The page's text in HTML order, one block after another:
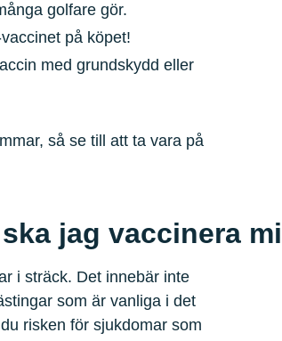
golfare gör.
på köpet!
med grundskydd eller
så se till att ta vara på
jag vaccinera
i sträck. Det innebär inte
som är vanliga i det
risken för sjukdomar som